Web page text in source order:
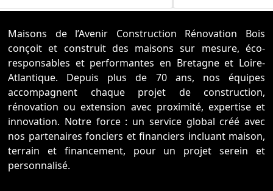
Maisons de l’Avenir Construction Rénovation Bois
conçoit et construit des maisons sur mesure, éco-
responsables et performantes en Bretagne et Loire-
Atlantique. Depuis plus de 70 ans, nos équipes
accompagnent chaque projet de construction,
rénovation ou extension avec proximité, expertise et
innovation. Notre force : un service global créé avec
nos partenaires fonciers et financiers incluant maison,
terrain et financement, pour un projet serein et
personnalisé.